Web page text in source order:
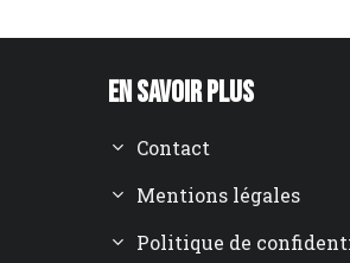
En savoir plus
Contact
Mentions légales
Politique de